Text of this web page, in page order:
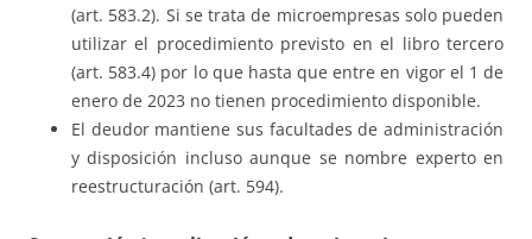
(art. 583.2). Si se trata de microempresas solo pueden
utilizar el procedimiento previsto en el libro tercero
(art. 583.4) por lo que hasta que entre en vigor el 1 de
enero de 2023 no tienen procedimiento disponible.
El deudor mantiene sus facultades de administración
y disposición incluso aunque se nombre experto en
reestructuración (art. 594).